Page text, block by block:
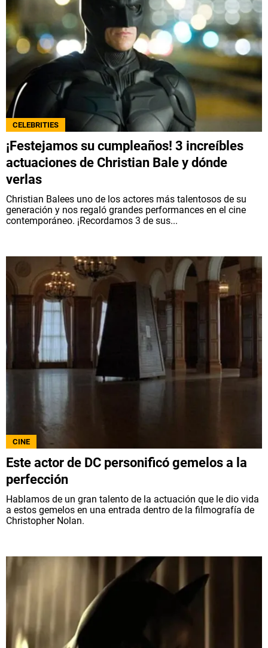
CELEBRITIES
¡Festejamos su cumpleaños! 3 increíbles
actuaciones de Christian Bale y dónde
verlas
Christian Balees uno de los actores más talentosos de su
generación y nos regaló grandes performances en el cine
contemporáneo. ¡Recordamos 3 de sus...
CINE
Este actor de DC personificó gemelos a la
perfección
Hablamos de un gran talento de la actuación que le dio vida
a estos gemelos en una entrada dentro de la filmografía de
Christopher Nolan.